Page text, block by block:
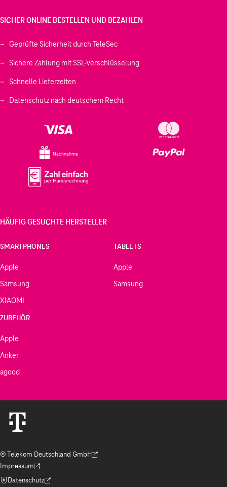
SICHER ONLINE BESTELLEN UND BEZAHLEN
Geprüfte Sicherheit durch TeleSec
Sichere Zahlung mit SSL-Verschlüsselung
Schnelle Lieferzeiten
Datenschutz nach deutschem Recht
Nachnahme
HÄUFIG GESUCHTE HERSTELLER
SMARTPHONES
Apple
Samsung
XIAOMI
TABLETS
Apple
Samsung
ZUBEHÖR
Apple
Anker
agood
© Telekom Deutschland GmbH
(Der Link wird in einem neuen Tab geöffnet)
Impressum
(Der Link wird in einem neuen Tab geöffnet)
Datenschutz
(Der Link wird in einem neuen Tab geöffnet)